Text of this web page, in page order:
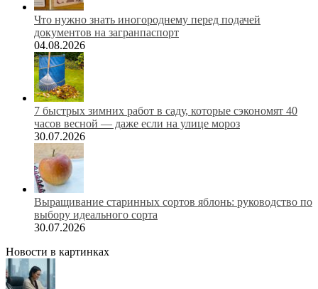
Что нужно знать иногороднему перед подачей
документов на загранпаспорт
04.08.2026
7 быстрых зимних работ в саду, которые сэкономят 40
часов весной — даже если на улице мороз
30.07.2026
Выращивание старинных сортов яблонь: руководство по
выбору идеального сорта
30.07.2026
Новости в картинках